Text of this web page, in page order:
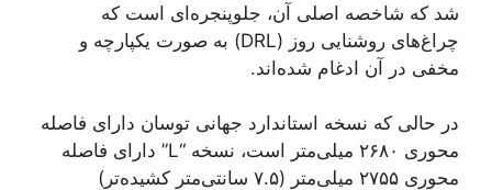
شد که شاخصه اصلی آن، جلوپنجره‌ای است که
چراغ‌های روشنایی روز (DRL) به صورت یکپارچه و
مخفی در آن ادغام شده‌اند.
در حالی که نسخه استاندارد جهانی توسان دارای فاصله
محوری ۲۶۸۰ میلی‌متر است، نسخه “L” دارای فاصله
محوری ۲۷۵۵ میلی‌متر (۷.۵ سانتی‌متر کشیده‌تر)